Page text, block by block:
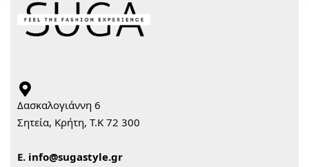
Δασκαλογιάννη 6
Σητεία, Κρήτη, Τ.Κ 72 300
Ε. info@sugastyle.gr